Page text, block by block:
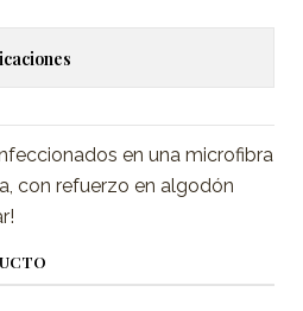
en una microfibra
con refuerzo en algodón